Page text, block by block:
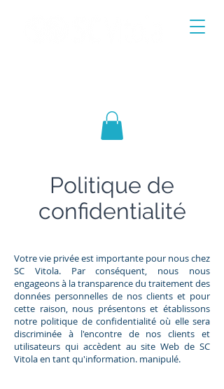
Politique de
confidentialité
Votre vie privée est importante pour nous chez
SC Vitola. Par conséquent, nous nous
engageons à la transparence du traitement des
données personnelles de nos clients et pour
cette raison, nous présentons et établissons
notre politique de confidentialité où elle sera
discriminée à l'encontre de nos clients et
utilisateurs qui accèdent au site Web de SC
Vitola en tant qu'information. manipulé.